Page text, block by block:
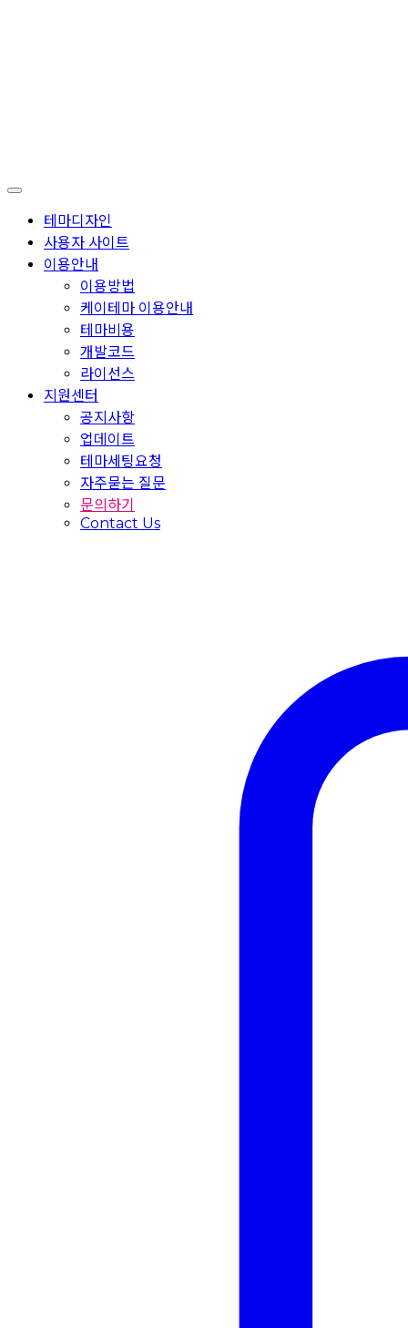
테마디자인
사용자 사이트
이용안내
이용방법
케이테마 이용안내
테마비용
개발코드
라이선스
지원센터
공지사항
업데이트
테마세팅요청
자주묻는 질문
문의하기
Contact Us